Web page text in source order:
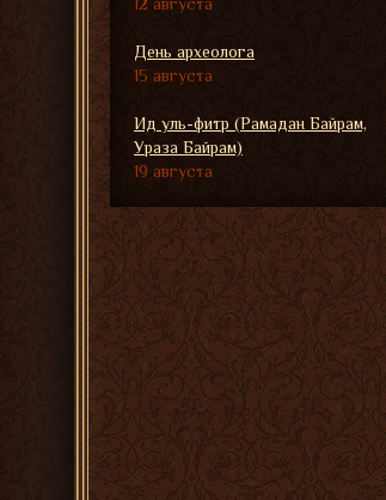
День археолога
15 августа
Ид уль-фитр (Рамадан Байрам,
Ураза Байрам)
19 августа